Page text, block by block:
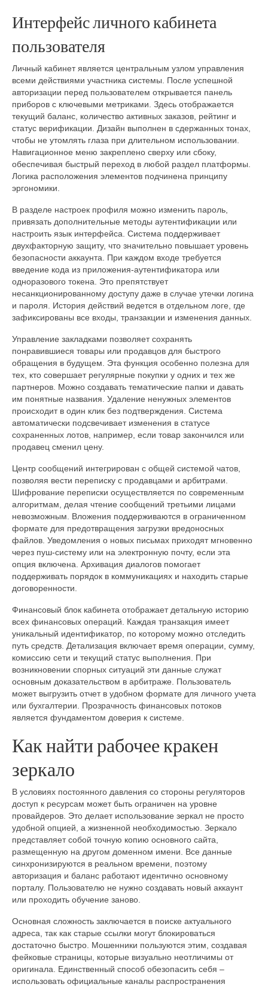
Интерфейс личного кабинета
пользователя
Личный кабинет является центральным узлом управления
всеми действиями участника системы. После успешной
авторизации перед пользователем открывается панель
приборов с ключевыми метриками. Здесь отображается
текущий баланс, количество активных заказов, рейтинг и
статус верификации. Дизайн выполнен в сдержанных тонах,
чтобы не утомлять глаза при длительном использовании.
Навигационное меню закреплено сверху или сбоку,
обеспечивая быстрый переход в любой раздел платформы.
Логика расположения элементов подчинена принципу
эргономики.
В разделе настроек профиля можно изменить пароль,
привязать дополнительные методы аутентификации или
настроить язык интерфейса. Система поддерживает
двухфакторную защиту, что значительно повышает уровень
безопасности аккаунта. При каждом входе требуется
введение кода из приложения-аутентификатора или
одноразового токена. Это препятствует
несанкционированному доступу даже в случае утечки логина
и пароля. История действий ведется в отдельном логе, где
зафиксированы все входы, транзакции и изменения данных.
Управление закладками позволяет сохранять
понравившиеся товары или продавцов для быстрого
обращения в будущем. Эта функция особенно полезна для
тех, кто совершает регулярные покупки у одних и тех же
партнеров. Можно создавать тематические папки и давать
им понятные названия. Удаление ненужных элементов
происходит в один клик без подтверждения. Система
автоматически подсвечивает изменения в статусе
сохраненных лотов, например, если товар закончился или
продавец сменил цену.
Центр сообщений интегрирован с общей системой чатов,
позволяя вести переписку с продавцами и арбитрами.
Шифрование переписки осуществляется по современным
алгоритмам, делая чтение сообщений третьими лицами
невозможным. Вложения поддерживаются в ограниченном
формате для предотвращения загрузки вредоносных
файлов. Уведомления о новых письмах приходят мгновенно
через пуш-систему или на электронную почту, если эта
опция включена. Архивация диалогов помогает
поддерживать порядок в коммуникациях и находить старые
договоренности.
Финансовый блок кабинета отображает детальную историю
всех финансовых операций. Каждая транзакция имеет
уникальный идентификатор, по которому можно отследить
путь средств. Детализация включает время операции, сумму,
комиссию сети и текущий статус выполнения. При
возникновении спорных ситуаций эти данные служат
основным доказательством в арбитраже. Пользователь
может выгрузить отчет в удобном формате для личного учета
или бухгалтерии. Прозрачность финансовых потоков
является фундаментом доверия к системе.
Как найти рабочее кракен
зеркало
В условиях постоянного давления со стороны регуляторов
доступ к ресурсам может быть ограничен на уровне
провайдеров. Это делает использование зеркал не просто
удобной опцией, а жизненной необходимостью. Зеркало
представляет собой точную копию основного сайта,
размещенную на другом доменном имени. Все данные
синхронизируются в реальном времени, поэтому
авторизация и баланс работают идентично основному
порталу. Пользователю не нужно создавать новый аккаунт
или проходить обучение заново.
Основная сложность заключается в поиске актуального
адреса, так как старые ссылки могут блокироваться
достаточно быстро. Мошенники пользуются этим, создавая
фейковые страницы, которые визуально неотличимы от
оригинала. Единственный способ обезопасить себя –
использовать официальные каналы распространения